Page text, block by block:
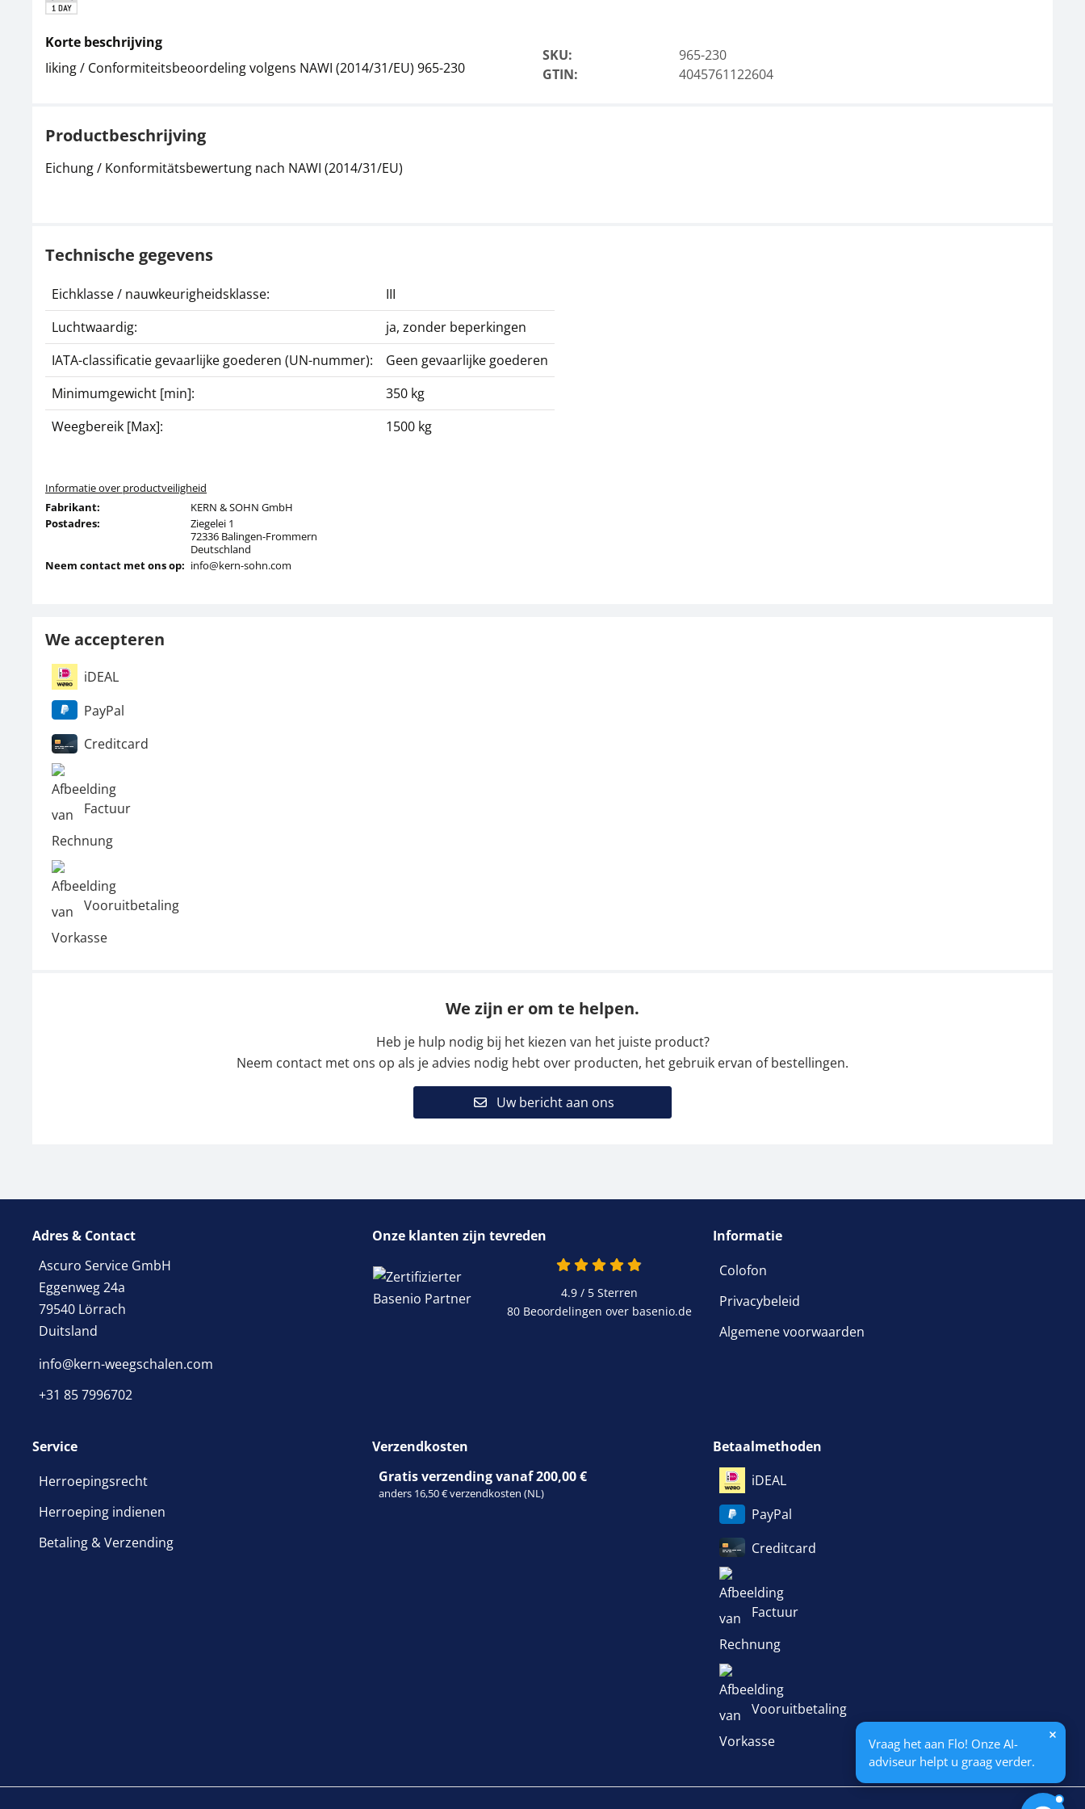
Korte beschrijving
Iiking / Conformiteitsbeoordeling volgens NAWI (2014/31/EU) 965-230
SKU:
965-230
GTIN:
4045761122604
Productbeschrijving
Eichung / Konformitätsbewertung nach NAWI (2014/31/EU)
Technische gegevens
Eichklasse / nauwkeurigheidsklasse:
III
Luchtwaardig:
ja, zonder beperkingen
IATA-classificatie gevaarlijke goederen (UN-nummer):
Geen gevaarlijke goederen
Minimumgewicht [min]:
350 kg
Weegbereik [Max]:
1500 kg
Informatie over productveiligheid
Fabrikant:
KERN & SOHN GmbH
Postadres:
Ziegelei 1
72336 Balingen-Frommern
Deutschland
Neem contact met ons op: info@kern-sohn.com
We accepteren
iDEAL
PayPal
Creditcard
Factuur
Vooruitbetaling
We zijn er om te helpen.
Heb je hulp nodig bij het kiezen van het juiste product?
Neem contact met ons op als je advies nodig hebt over producten, het gebruik ervan of bestellingen.
Uw bericht aan ons
Vraag het aan Flo! Onze AI-
adviseur helpt u graag verder.
Adres & Contact
Ascuro Service GmbH
Eggenweg 24a
79540 Lörrach
Duitsland
info@kern-weegschalen.com
+31 85 7996702
Onze klanten zijn tevreden
4.9 / 5Sterren
80 Beoordelingen over basenio.de
Informatie
Colofon
Privacybeleid
Algemene voorwaarden
Service
Herroepingsrecht
Herroeping indienen
Betaling & Verzending
Verzendkosten
Gratis verzending vanaf 200,00 €
anders 16,50 € verzendkosten (NL)
Betaalmethoden
iDEAL
PayPal
Creditcard
Factuur
Vooruitbetaling